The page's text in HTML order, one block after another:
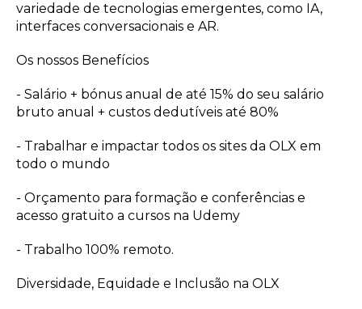
variedade de tecnologias emergentes, como IA,
interfaces conversacionais e AR.
Os nossos Benefícios
- Salário + bónus anual de até 15% do seu salário
bruto anual + custos dedutíveis até 80%
- Trabalhar e impactar todos os sites da OLX em
todo o mundo
- Orçamento para formação e conferências e
acesso gratuito a cursos na Udemy
- Trabalho 100% remoto.
Diversidade, Equidade e Inclusão na OLX